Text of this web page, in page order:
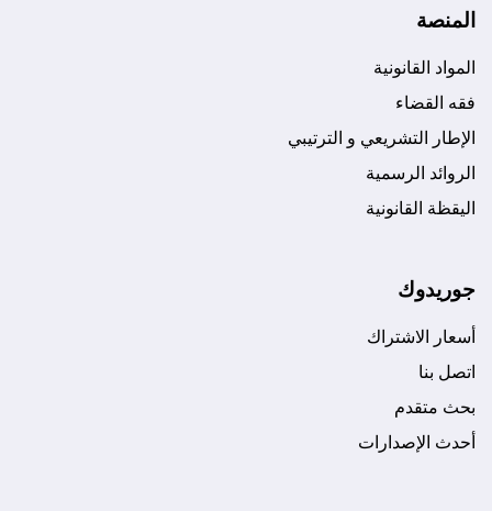
المنصة
المواد القانونية
فقه القضاء
الإطار التشريعي و الترتيبي
الروائد الرسمية
اليقظة القانونية
جوريدوك
أسعار الاشتراك
اتصل بنا
بحث متقدم
أحدث الإصدارات